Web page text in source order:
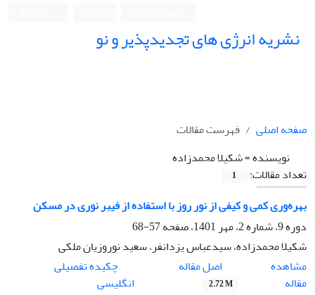
نشریه انرژی های تجدیدپذیر و نو
صفحه اصلی
فهرست مقالات
نویسنده =شکیلا محمدزاده
تعداد مقالات:
1
بهره‌وری کمی و کیفی از نور روز با استفاده از فیبر نوری در مسکن
دوره 9، شماره 2، مهر 1401، صفحه
57-68
شکیلا محمدزاده، سیدعباس یزدانفر، سعید نوروزیان ملکی
مشاهده
مقاله
اصل مقاله
2.72 M
چکیده تفصیلی
انگلیسی